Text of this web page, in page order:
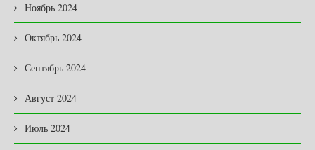
Ноябрь 2024
Октябрь 2024
Сентябрь 2024
Август 2024
Июль 2024